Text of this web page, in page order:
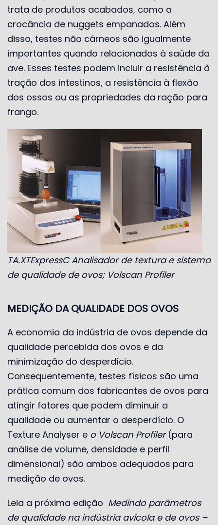
trata de produtos acabados, como a
crocância de nuggets empanados. Além
disso, testes não cárneos são igualmente
importantes quando relacionados à saúde da
ave. Esses testes podem incluir a resistência à
tração dos intestinos, a resistência à flexão
dos ossos ou as propriedades da ração para
frango.
TA.XTExpressC Analisador de textura e sistema
de qualidade de ovos; Volscan Profiler
MEDIÇÃO DA QUALIDADE DOS OVOS
A economia da indústria de ovos depende da
qualidade percebida dos ovos e da
minimização do desperdício.
Consequentemente, testes físicos são uma
prática comum dos fabricantes de ovos para
atingir fatores que podem diminuir a
qualidade ou aumentar o desperdício. O
Texture Analyser e o Volscan Profiler(para
análise de volume, densidade e perfil
dimensional) são ambos adequados para
medição de ovos.
Leia a próxima edição Medindo parâmetros
de qualidade na indústria avícola e de ovos –